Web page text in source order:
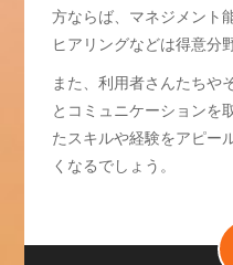
方ならば、マネジメント
ヒアリングなどは得意分
また、利用者さんたちや
とコミュニケーションを
たスキルや経験をアピー
くなるでしょう。